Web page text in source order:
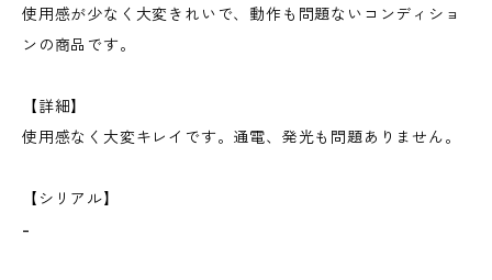
使用感が少なく大変きれいで、動作も問題ないコンディショ
ンの商品です。
【詳細】
使用感なく大変キレイです。通電、発光も問題ありません。
【シリアル】
-